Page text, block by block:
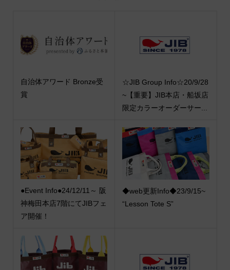
自治体アワード Bronze受
賞
☆JIB Group Info☆20/9/28
~【重要】JIB本店・船坂店
限定カラーオーダーサー...
●Event Info●24/12/11～ 阪
神梅田本店7階にてJIBフェ
ア開催！
◆web更新Info◆23/9/15~
“Lesson Tote S”